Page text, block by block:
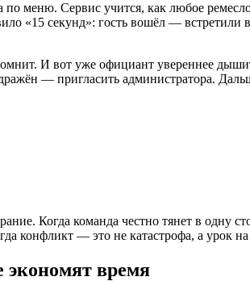
меню. Сервис учится, как любое
«15 секунд»: гость вошёл —
И вот уже официант увереннее
— пригласить администратора.
Когда команда честно тянет в одну
конфликт — это не катастрофа, а урок на
время